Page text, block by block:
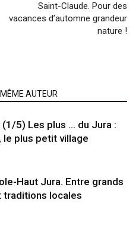
Saint-Claude. Pour des
vacances d’automne grandeur
nature !
AUTEUR
(1/5) Les plus … du Jura :
le plus petit village
Haut Jura. Entre grands
traditions locales